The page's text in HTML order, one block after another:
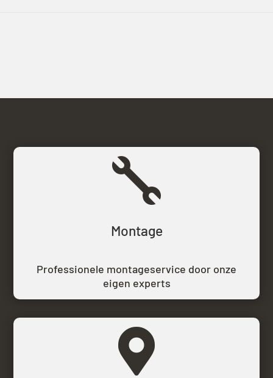

Montage
Professionele montageservice door onze
eigen experts
